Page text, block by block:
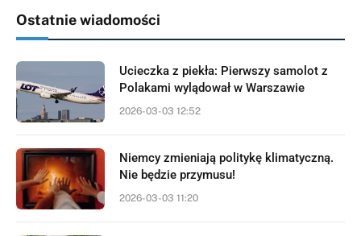
Ostatnie wiadomości
Ucieczka z piekła: Pierwszy samolot z
Polakami wylądował w Warszawie
2026-03-03 12:52
Niemcy zmieniają politykę klimatyczną.
Nie będzie przymusu!
2026-03-03 11:20